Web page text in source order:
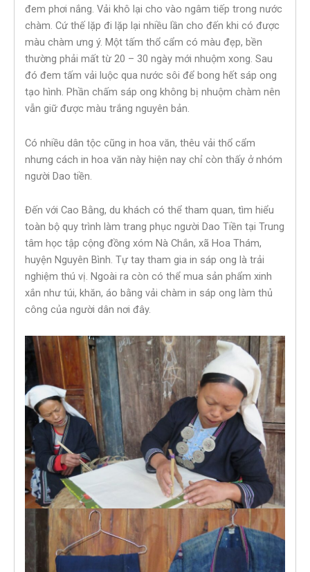
đem phơi nắng. Vải khô lại cho vào ngâm tiếp trong nước
chàm. Cứ thế lặp đi lặp lại nhiều lần cho đến khi có được
màu chàm ưng ý. Một tấm thổ cẩm có màu đẹp, bền
thường phải mất từ 20 – 30 ngày mới nhuộm xong. Sau
đó đem tấm vải luộc qua nước sôi để bong hết sáp ong
tạo hình. Phần chấm sáp ong không bị nhuộm chàm nên
vẫn giữ được màu trắng nguyên bản.
Có nhiều dân tộc cũng in hoa văn, thêu vải thổ cẩm
nhưng cách in hoa văn này hiện nay chỉ còn thấy ở nhóm
người Dao tiền.
Đến với Cao Bằng, du khách có thể tham quan, tìm hiểu
toàn bộ quy trình làm trang phục người Dao Tiền tại Trung
tâm học tập cộng đồng xóm Nà Chắn, xã Hoa Thám,
huyện Nguyên Bình. Tự tay tham gia in sáp ong là trải
nghiệm thú vị. Ngoài ra còn có thể mua sản phẩm xinh
xắn như túi, khăn, áo bằng vải chàm in sáp ong làm thủ
công của người dân nơi đây.